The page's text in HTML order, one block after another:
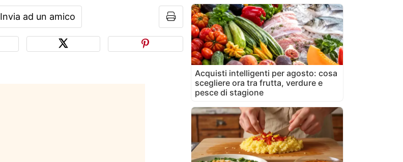
Invia ad un amico
Acquisti intelligenti per agosto: cosa
scegliere ora tra frutta, verdure e
pesce di stagione